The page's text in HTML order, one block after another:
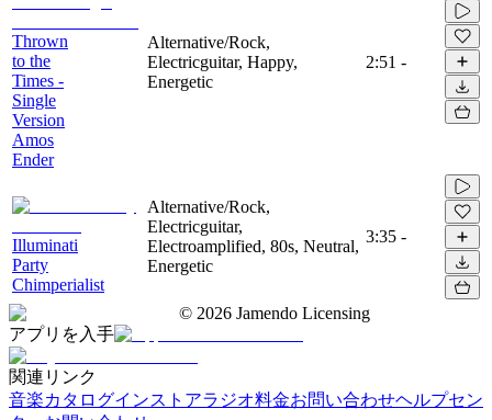
Thrown
to the
Times -
Single
Version
Amos
Ender
Alternative/Rock,
Electricguitar, Happy,
Energetic
2:51 -
Illuminati
Party
Chimperialist
Alternative/Rock,
Electricguitar,
Electroamplified, 80s, Neutral,
Energetic
3:35 -
© 2026 Jamendo Licensing
アプリを入手
関連リンク
音楽カタログインストアラジオ料金お問い合わせヘルプセン